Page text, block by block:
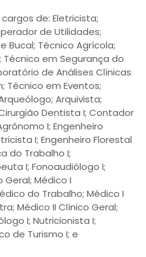
de: Eletricista;
de Utilidades;
Bucal; Técnico Agrícola;
Técnico em Segurança do
de Análises Clínicas
Técnico em Eventos;
Arquivista;
Dentista I; Contador
I; Engenheiro
I; Engenheiro Florestal
do Trabalho I;
I; Fonoaudiólogo I;
Geral; Médico I
do Trabalho; Médico I
Médico II Clínico Geral;
I; Nutricionista I;
de Turismo I; e